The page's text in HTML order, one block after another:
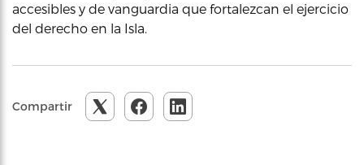
accesibles y de vanguardia que fortalezcan el ejercicio
del derecho en la Isla.
Compartir